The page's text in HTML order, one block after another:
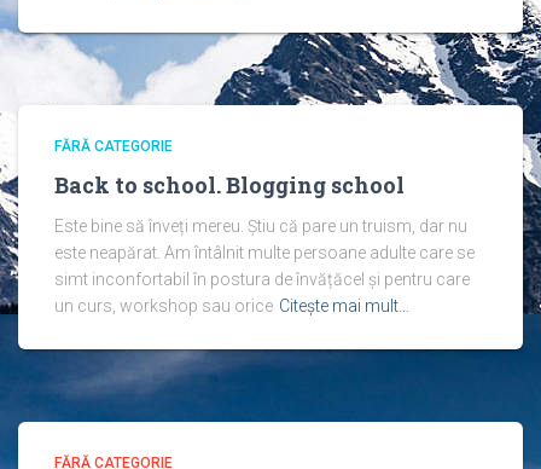
FĂRĂ CATEGORIE
Back to school. Blogging school
Este bine să înveți mereu. Știu că pare un truism, dar nu
este neapărat. Am întâlnit multe persoane adulte care se
simt inconfortabil în postura de învățăcel și pentru care
un curs, workshop sau orice Citește mai mult…
FĂRĂ CATEGORIE